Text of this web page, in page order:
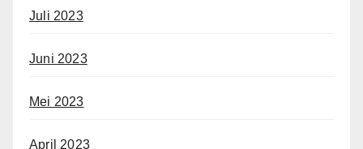
Juli 2023
Juni 2023
Mei 2023
April 2023